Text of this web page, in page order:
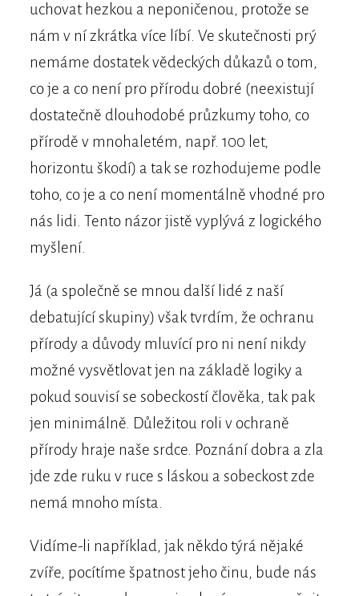
uchovat hezkou a neponičenou, protože se
nám v ní zkrátka více líbí. Ve skutečnosti prý
nemáme dostatek vědeckých důkazů o tom,
co je a co není pro přírodu dobré (neexistují
dostatečně dlouhodobé průzkumy toho, co
přírodě v mnohaletém, např. 100 let,
horizontu škodí) a tak se rozhodujeme podle
toho, co je a co není momentálně vhodné pro
nás lidi. Tento názor jistě vyplývá z logického
myšlení.
Já (a společně se mnou další lidé z naší
debatující skupiny) však tvrdím, že ochranu
přírody a důvody mluvící pro ni není nikdy
možné vysvětlovat jen na základě logiky a
pokud souvisí se sobeckostí člověka, tak pak
jen minimálně. Důležitou roli v ochraně
přírody hraje naše srdce. Poznání dobra a zla
jde zde ruku v ruce s láskou a sobeckost zde
nemá mnoho místa.
Vidíme-li například, jak někdo týrá nějaké
zvíře, pocítíme špatnost jeho činu, bude nás